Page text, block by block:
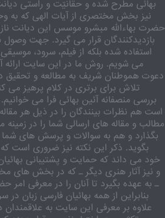
بهائی مطرح شده و حقانیّت و راستی
نیز بخش مختصری از آیات الهی که به
حضرت بهاءالله مبشرو موسس این دیانت
بازدیدکنندگان قرار می گیرد. جهت
استفاده شده بلکه از فیلم، سرود،
می شویم. روش ما در این سایت
دعوت هموطنان شریف به مطالعه و تحقیق
تلاش برای برتری در کلام پرهیز می
بررسی منصفانه آئین بهائی فرا می
است هم نظرات بینندگان را در ذیل هر
مطالب و مقاله های ارسالی شما را در
بگذارد و هم به سوالات و پرسش های شما
بگوید. ذکر این نکته نیز ضروری است
خود می داند که حمایت و پشتیبانی
و نیز آثار هنری دیگر ـ که در بخش های
ـ به عهده بگیرد تا آنان را در معرفی امر
بنابراین از همه بهائیان فارسی زبان
علاوه بر معرفی این سایت به علاقمندان